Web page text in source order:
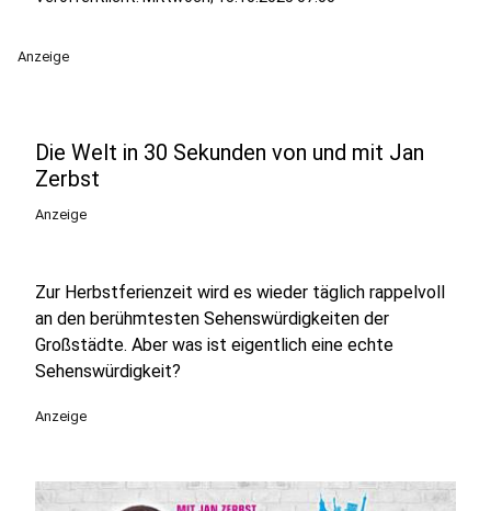
Anzeige
Die Welt in 30 Sekunden von und mit Jan
Zerbst
Anzeige
Zur Herbstferienzeit wird es wieder täglich rappelvoll
an den berühmtesten Sehenswürdigkeiten der
Großstädte. Aber was ist eigentlich eine echte
Sehenswürdigkeit?
Anzeige